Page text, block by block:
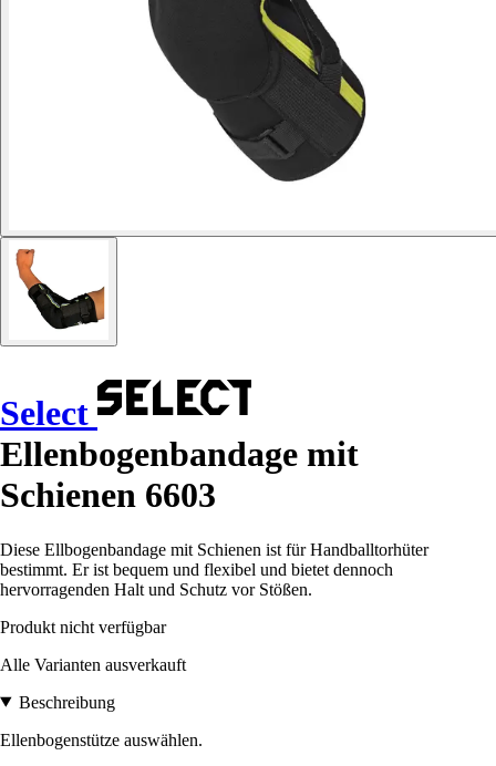
Select
Ellenbogenbandage mit
Schienen 6603
Diese Ellbogenbandage mit Schienen ist für Handballtorhüter
bestimmt. Er ist bequem und flexibel und bietet dennoch
hervorragenden Halt und Schutz vor Stößen.
Produkt nicht verfügbar
Alle Varianten ausverkauft
Beschreibung
Ellenbogenstütze auswählen.